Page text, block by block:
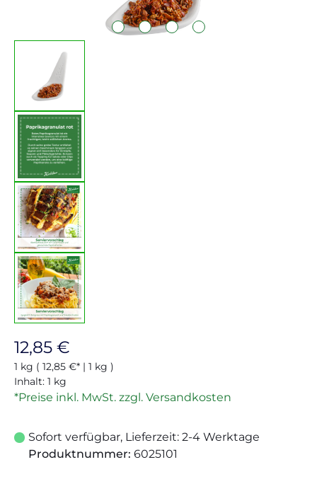
Regulärer Preis:
12,85 €
1 kg ( 12,85 €* | 1 kg )
Inhalt: 1 kg
*Preise inkl. MwSt. zzgl. Versandkosten
Sofort verfügbar, Lieferzeit: 2-4 Werktage
Produktnummer: 6025101